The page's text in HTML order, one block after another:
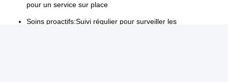
pour un service sur place
Soins proactifs:Suivi régulier pour surveiller les